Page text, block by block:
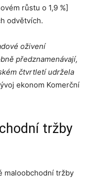
růstu o 1,9 %]
odvětvích.
oživení
předznamenávají,
čtvrtletí udržela
ekonom Komerční
tržby
maloobchodní tržby